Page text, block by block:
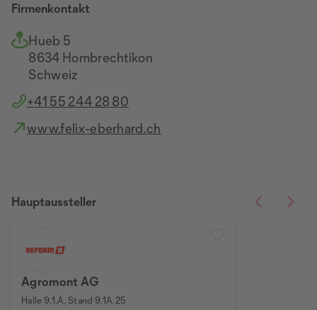
Firmenkontakt
Hueb 5
8634 Hombrechtikon
Schweiz
+41 55 244 28 80
www.felix-eberhard.ch
Agromont AG
Halle 9.1.A, Stand 9.1A.25
Hauptaussteller